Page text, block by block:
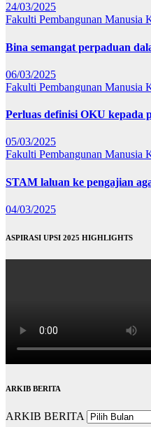
24/03/2025
Fakulti Pembangunan Manusia
Bina semangat perpaduan
06/03/2025
Fakulti Pembangunan Manusia
Perluas definisi OKU kepada
05/03/2025
Fakulti Pembangunan Manusia
STAM laluan ke pengajian
04/03/2025
ASPIRASI UPSI 2025 HIGHLIGHTS
ARKIB BERITA
ARKIB BERITA